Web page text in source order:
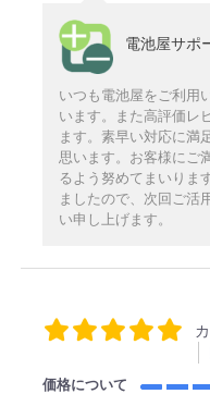
電池屋サポ
いつも電池屋をご利用
います。また高評価レ
ます。素早い対応に満
思います。お客様にご
るよう努めてまいりま
ましたので、次回ご活
い申し上げます。
価格について